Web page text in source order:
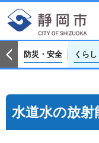
防災・安全 くら
水道水の放射